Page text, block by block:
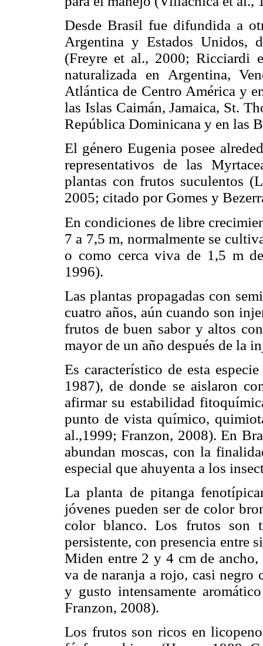
Desde Brasil fue difundida a
Argentina y Estados Unidos,
(Freyre et al., 2000; Ricciardi
naturalizada en Argentina,
Atlántica de Centro América y
las Islas Caimán, Jamaica, St.
República Dominicana y en las
El género Eugenia posee
representativos de las
plantas con frutos suculentos
2005; citado por Gomes y
En condiciones de libre
7 a 7,5 m, normalmente se
o como cerca viva de 1,5 m
1996).
Las plantas propagadas con
cuatro años, aún cuando son
frutos de buen sabor y altos
mayor de un año después de la
Es característico de esta
1987), de donde se aislaron
afirmar su estabilidad
punto de vista químico,
al.,1999; Franzon, 2008). En
abundan moscas, con la
especial que ahuyenta a los
La planta de pitanga
jóvenes pueden ser de color
color blanco. Los frutos son
persistente, con presencia entre
Miden entre 2 y 4 cm de ancho,
va de naranja a rojo, casi negro
y gusto intensamente
Franzon, 2008).
Los frutos son ricos en